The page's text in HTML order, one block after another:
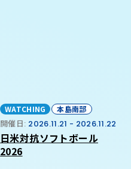
WATCHING 本島南部
開催日: 2026.11.21 - 2026.11.22
日米対抗ソフトボール
2026